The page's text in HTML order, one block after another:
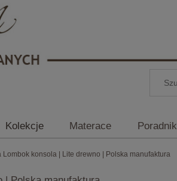
Kolekcje Materace Poradnik
Lombok konsola | Lite drewno | Polska manufaktura